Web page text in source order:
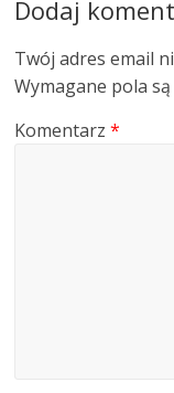
Dodaj
Twój adres email
Wymagane pola
Komentarz*